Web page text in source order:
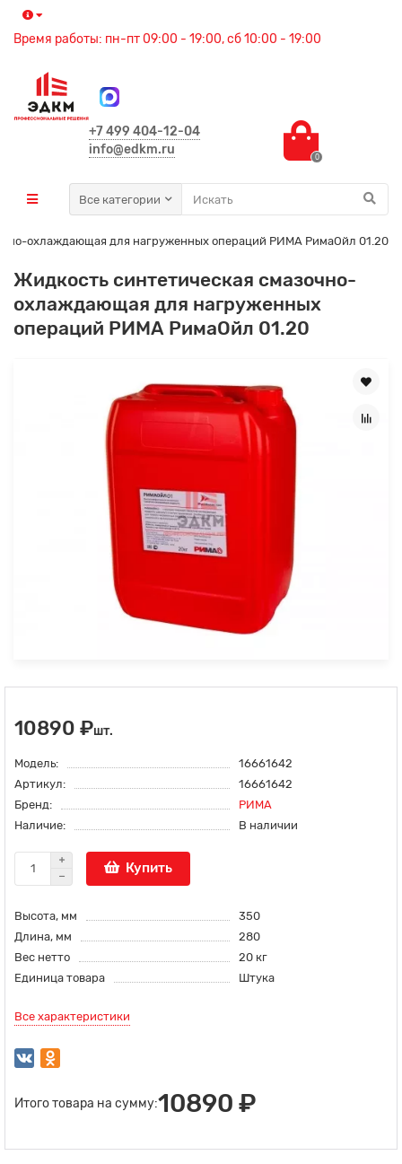
Время работы: пн-пт 09:00 - 19:00, сб 10:00 - 19:00
+7 499 404-12-04
info@edkm.ru
0
Все категории
охлаждающая для нагруженных операций РИМА РимаОйл 01.20
Жидкость синтетическая смазочно-
охлаждающая для нагруженных
операций РИМА РимаОйл 01.20
10890 ₽шт.
Модель:
16661642
Артикул:
16661642
Бренд:
РИМА
Наличие:
В наличии
Купить
Высота, мм
350
Длина, мм
280
Вес нетто
20 кг
Единица товара
Штука
Все характеристики
Итого товара на сумму:10890 ₽